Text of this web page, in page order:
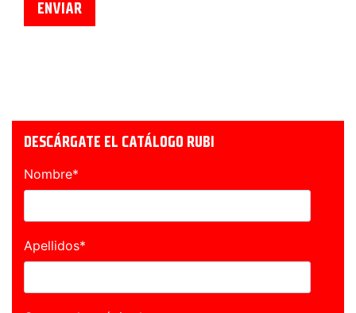
DESCÁRGATE EL CATÁLOGO RUBI
Nombre*
Apellidos*